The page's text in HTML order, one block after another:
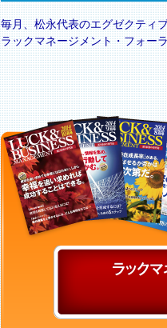
毎月、松永代表のエグゼクティ
ラックマネージメント・フォー